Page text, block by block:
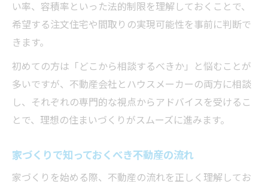
い率、容積率といった法的制限を理解しておくことで、
希望する注文住宅や間取りの実現可能性を事前に判断で
きます。
初めての方は「どこから相談するべきか」と悩むことが
多いですが、不動産会社とハウスメーカーの両方に相談
し、それぞれの専門的な視点からアドバイスを受けるこ
とで、理想の住まいづくりがスムーズに進みます。
家づくりで知っておくべき不動産の流れ
家づくりを始める際、不動産の流れを正しく理解してお